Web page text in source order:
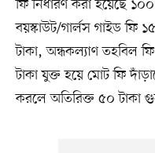
ফি নির্ধারণ করা হয়েছে
বয়স্কাউট/গার্লস গাইড ফি
টাকা, অন্ধকল্যাণ তহবিল
টাকা যুক্ত হয়ে মোট ফি
করলে অতিরিক্ত ৫০ টাকা